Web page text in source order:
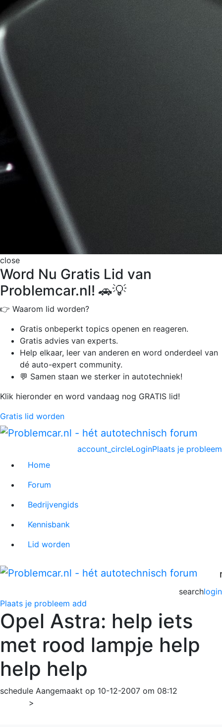
close
Word Nu Gratis Lid van
Problemcar.nl! 🚗💡
👉 Waarom lid worden?
Gratis onbeperkt topics openen en reageren.
Gratis advies van experts.
Help elkaar, leer van anderen en word onderdeel van
dé auto-expert community.
💬 Samen staan we sterker in autotechniek!
Klik hieronder en word vandaag nog GRATIS lid!
Gratis lid worden
Plaats je probleem
account_circleLogin
Home
Forum
Bedrijvengids
Kennisbank
Lid worden
login
search
Plaats je probleem add
Opel Astra: help iets
met rood lampje help
help help
schedule Aangemaakt op 10-12-2007 om 08:12
>